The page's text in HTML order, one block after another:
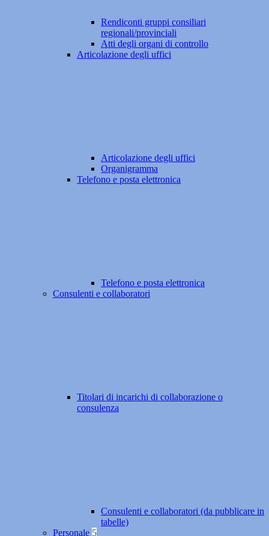
Rendiconti gruppi consiliari
regionali/provinciali
Atti degli organi di controllo
Articolazione degli uffici
Articolazione degli uffici
Organigramma
Telefono e posta elettronica
Telefono e posta elettronica
Consulenti e collaboratori
Titolari di incarichi di collaborazione o
consulenza
Consulenti e collaboratori (da pubblicare in
tabelle)
Personale 5